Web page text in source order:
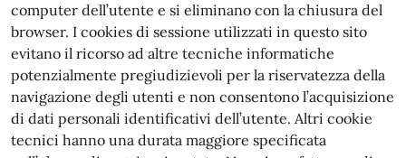
computer dell’utente e si eliminano con la chiusura del
browser. I cookies di sessione utilizzati in questo sito
evitano il ricorso ad altre tecniche informatiche
potenzialmente pregiudizievoli per la riservatezza della
navigazione degli utenti e non consentono l’acquisizione
di dati personali identificativi dell’utente. Altri cookie
tecnici hanno una durata maggiore specificata